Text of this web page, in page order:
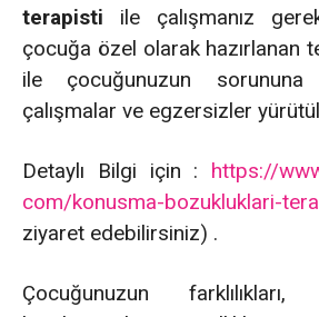
terapisti ile çalışmanız
çocuğa özel olarak hazırlanan
ile çocuğunuzun
çalışmalar ve egzersizler
Detaylı Bilgi için : https://
com/konusma-bozukluklari-
ziyaret edebilirsiniz) .
Çocuğunuzun